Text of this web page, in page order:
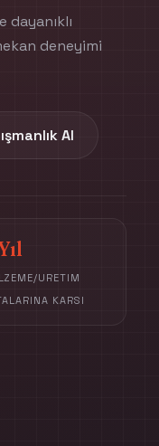
dayanıklı
deneyimi
Al
URETIM
KARSI